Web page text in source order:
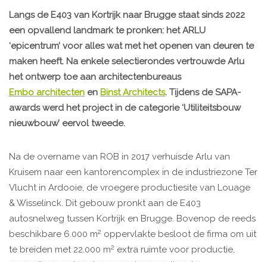
Langs de E403 van Kortrijk naar Brugge staat sinds 2022
een opvallend landmark te pronken: het ARLU
‘epicentrum’ voor alles wat met het openen van deuren te
maken heeft. Na enkele selectierondes vertrouwde Arlu
het ontwerp toe aan architectenbureaus
Embo architecten en Binst Architects. Tijdens de SAPA-
awards werd het project in de categorie ‘Utiliteitsbouw
nieuwbouw’ eervol tweede.
Na de overname van ROB in 2017 verhuisde Arlu van
Kruisem naar een kantorencomplex in de industriezone Ter
Vlucht in Ardooie, de vroegere productiesite van Louage
& Wisselinck. Dit gebouw pronkt aan de E403
autosnelweg tussen Kortrijk en Brugge. Bovenop de reeds
beschikbare 6.000 m2 oppervlakte besloot de firma om uit
te breiden met 22.000 m2 extra ruimte voor productie,